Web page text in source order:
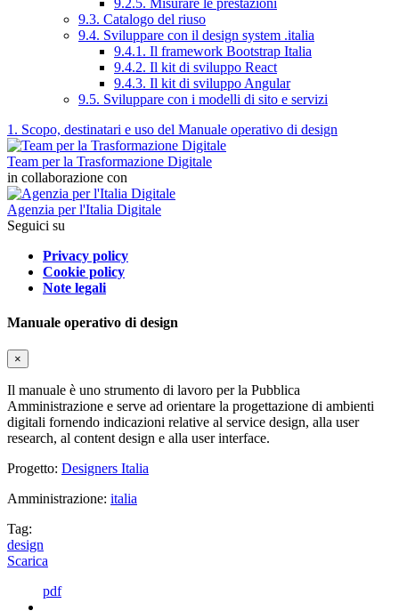
9.3. Catalogo del riuso
9.4. Sviluppare con il design system .italia
9.4.1. Il framework Bootstrap Italia
9.4.2. Il kit di sviluppo React
9.4.3. Il kit di sviluppo Angular
9.5. Sviluppare con i modelli di sito e servizi
1. Scopo, destinatari e uso del Manuale operativo di design
Team per la Trasformazione Digitale
in collaborazione con
Agenzia per l'Italia Digitale
Seguici su
Privacy policy
Cookie policy
Note legali
Manuale operativo di design
×
Il manuale è uno strumento di lavoro per la Pubblica
Amministrazione e serve ad orientare la progettazione di ambienti
digitali fornendo indicazioni relative al service design, alla user
research, al content design e alla user interface.
Progetto: Designers Italia
Amministrazione: italia
Tag:
design
Scarica
pdf